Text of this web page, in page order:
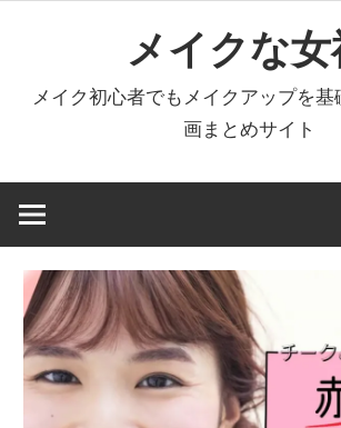
へ
キ
メイクな女
メイク初心者でもメイクアップを
画まとめサイト